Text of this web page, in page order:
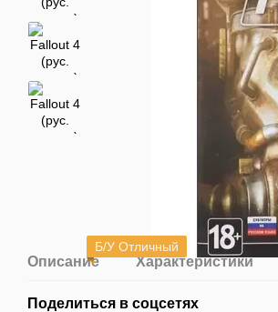
Б/У Отличный
Описание Характеристики
Поделиться в соцсетях